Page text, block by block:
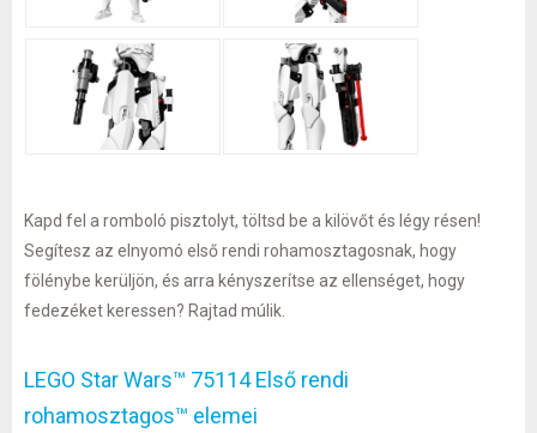
Kapd fel a romboló pisztolyt, töltsd be a kilövőt és légy résen!
Segítesz az elnyomó első rendi rohamosztagosnak, hogy
fölénybe kerüljön, és arra kényszerítse az ellenséget, hogy
fedezéket keressen? Rajtad múlik.
LEGO Star Wars™ 75114 Első rendi
rohamosztagos™ elemei